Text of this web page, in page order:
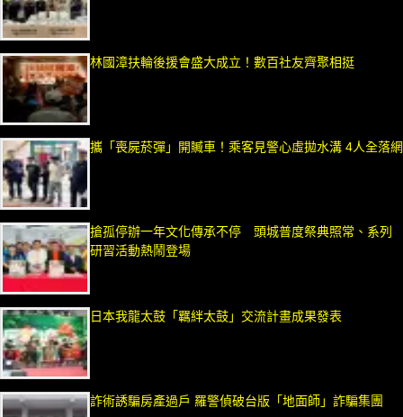
林國漳扶輪後援會盛大成立！數百社友齊聚相挺
攜「喪屍菸彈」開贓車！乘客見警心虛拋水溝 4人全落網
搶孤停辦一年文化傳承不停 頭城普度祭典照常、系列
研習活動熱鬧登場
日本我龍太鼓「羈絆太鼓」交流計畫成果發表
詐術誘騙房產過戶 羅警偵破台版「地面師」詐騙集團